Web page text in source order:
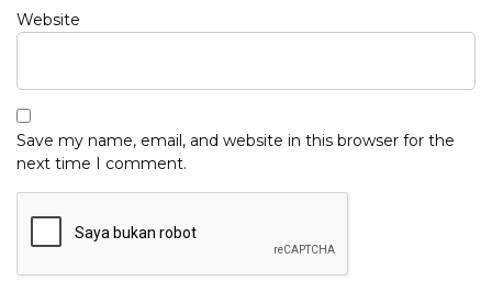
Website
Save my name, email, and website in this browser for the
next time I comment.